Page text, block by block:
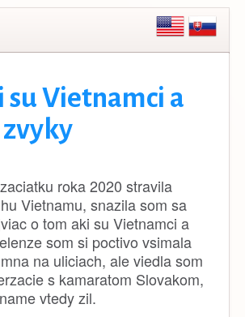
su Vietnamci a
zvyky
roka 2020 stravila
Vietnamu, snazila som sa
o tom aki su Vietnamci a
som si poctivo vsimala
na uliciach, ale viedla som
s kamaratom Slovakom,
vtedy zil.